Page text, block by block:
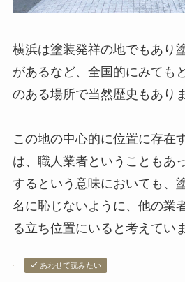
横浜は塗装発祥の地でもあり
があるなど、全国的にみても
のある場所で当然歴史もあり
この地の中心的に位置に存在
は、職人業者ということもあ
するという意味においても、
名に恥じないように、他の業
る立ち位置にいると考えてい
あわせて読みたい